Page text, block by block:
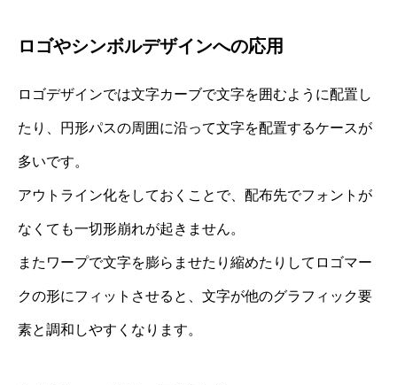
ロゴやシンボルデザインへの応用
ロゴデザインでは文字カーブで文字を囲むように配置し
たり、円形パスの周囲に沿って文字を配置するケースが
多いです。
アウトライン化をしておくことで、配布先でフォントが
なくても一切形崩れが起きません。
またワープで文字を膨らませたり縮めたりしてロゴマー
クの形にフィットさせると、文字が他のグラフィック要
素と調和しやすくなります。